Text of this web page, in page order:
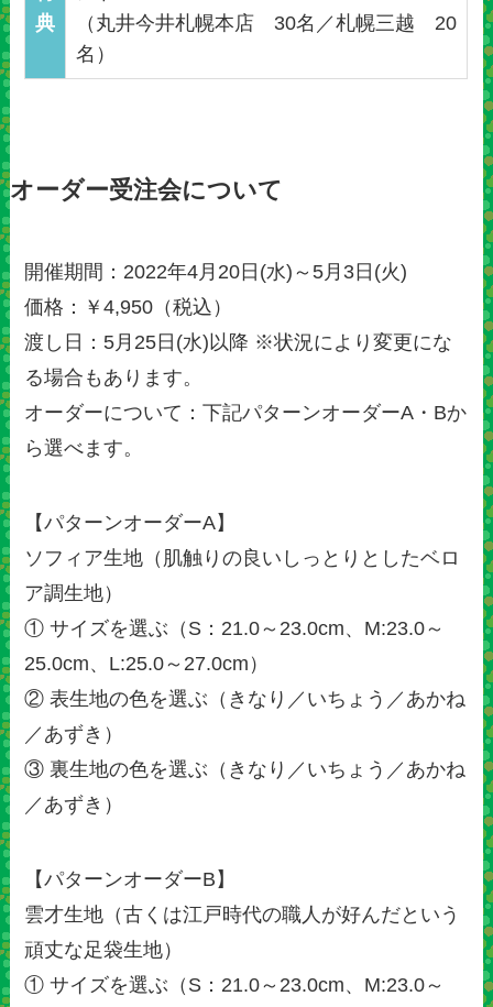
典
（丸井今井札幌本店 30名／札幌三越 20
名）
オーダー受注会について
開催期間：2022年4月20日(水)～5月3日(火)
価格：￥4,950（税込）
渡し日：5月25日(水)以降 ※状況により変更にな
る場合もあります。
オーダーについて：下記パターンオーダーA・Bか
ら選べます。
【パターンオーダーA】
ソフィア生地（肌触りの良いしっとりとしたベロ
ア調生地）
① サイズを選ぶ（S：21.0～23.0cm、M:23.0～
25.0cm、L:25.0～27.0cm）
② 表生地の色を選ぶ（きなり／いちょう／あかね
／あずき）
③ 裏生地の色を選ぶ（きなり／いちょう／あかね
／あずき）
【パターンオーダーB】
雲才生地（古くは江戸時代の職人が好んだという
頑丈な足袋生地）
① サイズを選ぶ（S：21.0～23.0cm、M:23.0～